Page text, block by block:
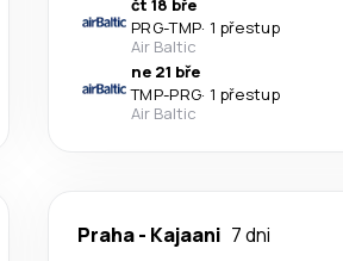
PRG-TMP· 1 přestup
Air Baltic
ne 21 bře
TMP-PRG· 1 přestup
Air Baltic
Praha- Kajaani 7 dni